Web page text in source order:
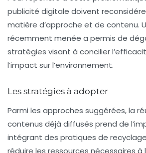
publicité digitale doivent
matière d’approche et de contenu.
récemment menée a permis de
stratégies visant à concilier l’
l’impact sur l’environnement.
Les stratégies à adopter
Parmi les approches suggérées, la
contenus déjà diffusés prend de
intégrant des pratiques de
réduire les ressources nécessaires